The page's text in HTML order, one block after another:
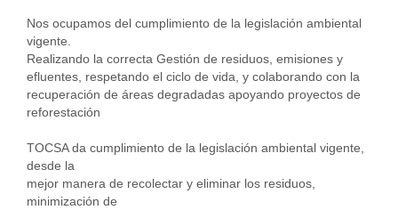
Nos ocupamos del cumplimiento de la legislación ambiental
vigente.
Realizando la correcta Gestión de residuos, emisiones y
efluentes, respetando el ciclo de vida, y colaborando con la
recuperación de áreas degradadas apoyando proyectos de
reforestación
TOCSA da cumplimiento de la legislación ambiental vigente,
desde la
mejor manera de recolectar y eliminar los residuos,
minimización de